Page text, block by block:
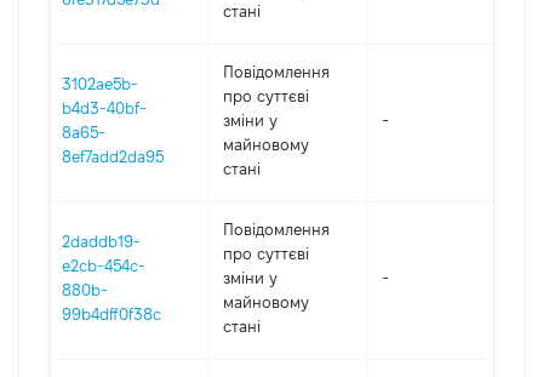
стані
3102ae5b-
b4d3-40bf-
8a65-
8ef7add2da95
Повідомлення
про суттєві
зміни y
майновому
стані
-
2daddb19-
e2cb-454c-
880b-
99b4dff0f38c
Повідомлення
про суттєві
зміни y
майновому
стані
-